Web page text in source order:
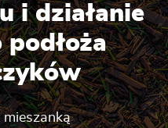
i działanie
mieszanką